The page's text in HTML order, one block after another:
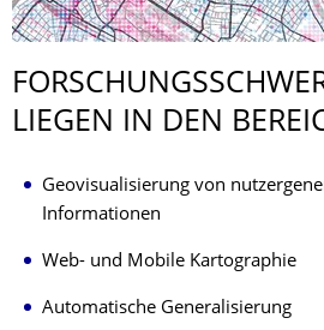
LIEGEN IN DEN
Geovisualisierung von
Informationen
Web- und Mobile Kartographie
Automatische Generalisierung